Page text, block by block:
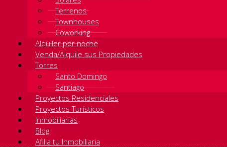
Terrenos
Townhouses
Coworking
Alquiler por noche
Venda/Alquile sus Propiedades
Torres
Santo Domingo
Santiago
Proyectos Residenciales
Proyectos Turísticos
Inmobiliarias
Blog
Afilia tu Inmobiliaria